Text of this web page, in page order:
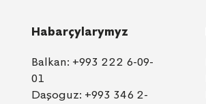
Habarçylarymyz
Balkan: +993 222 6-09-
01
Daşoguz: +993 346 2-